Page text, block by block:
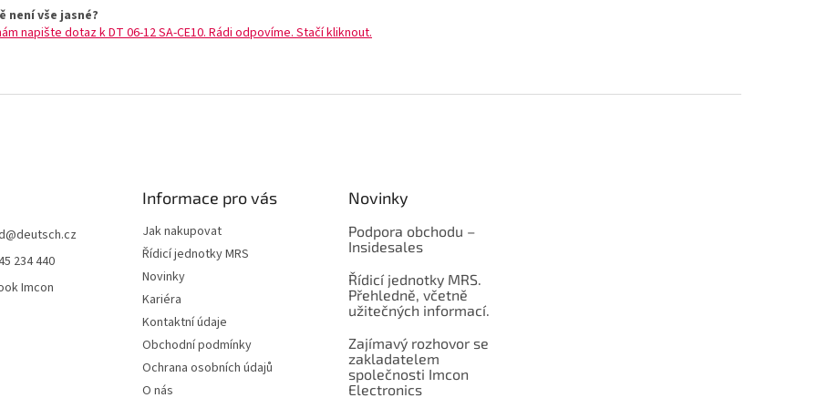
není vše jasné?
napište dotaz k DT 06-12 SA-CE10. Rádi odpovíme. Stačí kliknout.
@deutsch.cz
234 440
Imcon
Informace pro vás
Jak nakupovat
Řídicí jednotky MRS
Novinky
Kariéra
Kontaktní údaje
Obchodní podmínky
Ochrana osobních údajů
O nás
Novinky
Podpora obchodu –
Insidesales
Řídicí jednotky MRS.
Přehledně, včetně
užitečných informací.
Zajímavý rozhovor se
zakladatelem
společnosti Imcon
Electronics